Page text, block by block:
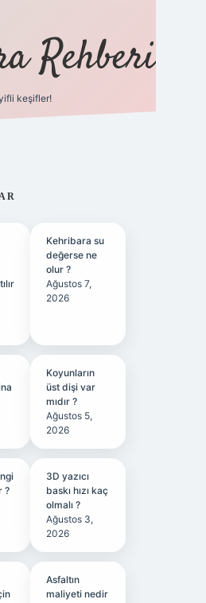
Rehberi
keşifler!
Kehribara su
değerse ne
olur ?
Ağustos 7,
2026
Koyunların
üst dişi var
mıdır ?
Ağustos 5,
2026
?
3D yazıcı
baskı hızı kaç
olmalı ?
Ağustos 3,
2026
Asfaltın
maliyeti nedir